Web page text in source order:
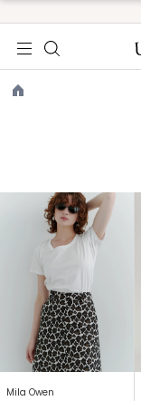
Mila Owen